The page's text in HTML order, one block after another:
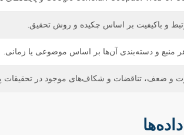
و باکیفیت بر اساس چکیده و روش تحقیق.
منبع و دسته‌بندی آن‌ها بر اساس موضوعی یا زمانی.
و ضعف، تناقضات و شکاف‌های موجود در تحقیقات